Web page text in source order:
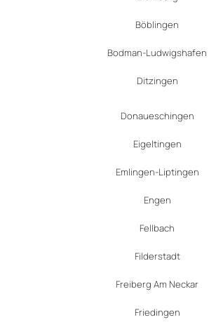
Böblingen
Bodman-Ludwigshafen
Ditzingen
Donaueschingen
Eigeltingen
Emlingen-Liptingen
Engen
Fellbach
Filderstadt
Freiberg Am Neckar
Friedingen